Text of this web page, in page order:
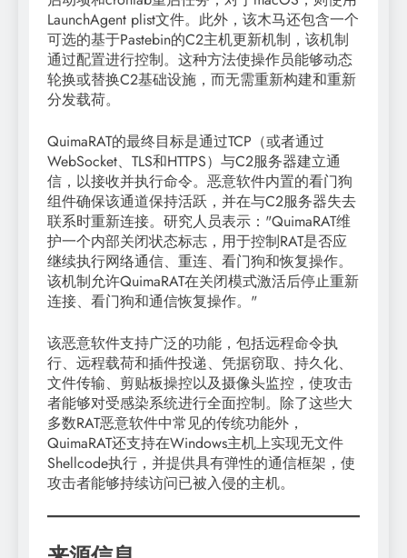
LaunchAgent plist文件。此外，该木马还包含一个
可选的基于Pastebin的C2主机更新机制，该机制
通过配置进行控制。这种方法使操作员能够动态
轮换或替换C2基础设施，而无需重新构建和重新
分发载荷。
QuimaRAT的最终目标是通过TCP（或者通过
WebSocket、TLS和HTTPS）与C2服务器建立通
信，以接收并执行命令。恶意软件内置的看门狗
组件确保该通道保持活跃，并在与C2服务器失去
联系时重新连接。研究人员表示："QuimaRAT维
护一个内部关闭状态标志，用于控制RAT是否应
继续执行网络通信、重连、看门狗和恢复操作。
该机制允许QuimaRAT在关闭模式激活后停止重新
连接、看门狗和通信恢复操作。"
该恶意软件支持广泛的功能，包括远程命令执
行、远程载荷和插件投递、凭据窃取、持久化、
文件传输、剪贴板操控以及摄像头监控，使攻击
者能够对受感染系统进行全面控制。除了这些大
多数RAT恶意软件中常见的传统功能外，
QuimaRAT还支持在Windows主机上实现无文件
Shellcode执行，并提供具有弹性的通信框架，使
攻击者能够持续访问已被入侵的主机。